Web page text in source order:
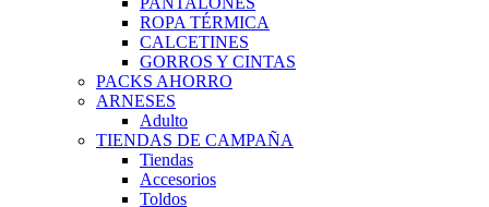
ROPA TÉRMICA
CALCETINES
GORROS Y CINTAS
PACKS AHORRO
ARNESES
Adulto
TIENDAS DE CAMPAÑA
Tiendas
Accesorios
Toldos